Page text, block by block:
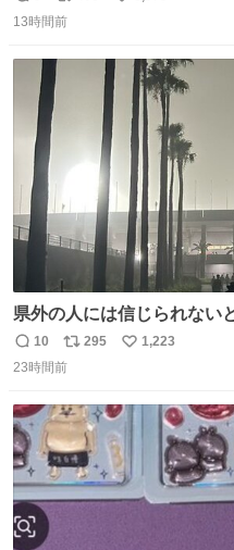
返
信
リ
ポ
ト
い
数
13時間前
県外の人には信じられない
灰です🌋 #桜島
返
信
10
リ
ポ
ト
数
295
い
数
1,223
23時間前